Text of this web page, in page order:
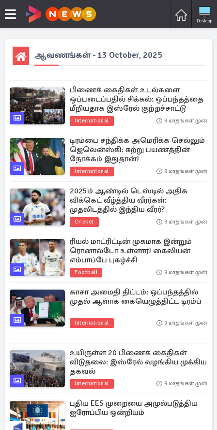
Desktop
ஆவணங்கள் - 13 October, 2025
பிணைக் கைதிகள் உடல்களை
ஒப்படைப்பதில் சிக்கல்: ஒப்பந்தத்தை
மீறியதாக இஸ்ரேல் குற்றச்சாட்டு
International 9 மாதங்கள் முன்
டிரம்பை சந்திக்க அமெரிக்க செல்லும்
ஜெலென்ஸ்கி: சுற்று பயணத்தின்
நோக்கம் இதுதான்!
International 9 மாதங்கள் முன்
2025ம் ஆண்டில் டெஸ்டில் அதிக
விக்கெட் வீழ்த்திய வீரர்கள்:
முதலிடத்தில் இந்திய வீரர்?
Cricket 9 மாதங்கள் முன்
ரியல் மாட்ரிட்டின் முகமாக இன்றும்
ரொனால்டோ உள்ளார்! கைலியன்
எம்பாப்பே புகழ்ச்சி
Football 9 மாதங்கள் முன்
காசா அமைதி திட்டம்: ஒப்பந்தத்தில்
முதல் ஆளாக கையெழுத்திட்ட டிரம்ப்
International 9 மாதங்கள் முன்
உயிருள்ள 20 பிணைக் கைதிகள்
விடுதலை: இஸ்ரேல் வழங்கிய முக்கிய
தகவல்
International 9 மாதங்கள் முன்
புதிய EES முறையை அமுல்படுத்திய
ஐரோப்பிய ஒன்றியம்